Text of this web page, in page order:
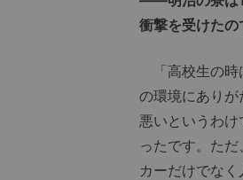
衝撃を受けたの
「高校生の時
の環境にあり
悪いというわ
ったです。た
カーだけでな